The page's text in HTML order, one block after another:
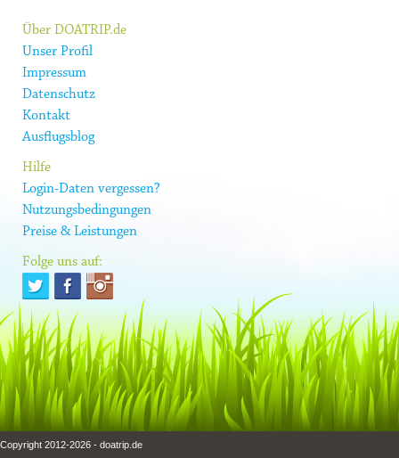
Über DOATRIP.de
Unser Profil
Impressum
Datenschutz
Kontakt
Ausflugsblog
Hilfe
Login-Daten vergessen?
Nutzungsbedingungen
Preise & Leistungen
Folge uns auf:
Copyright 2012-2026 - doatrip.de